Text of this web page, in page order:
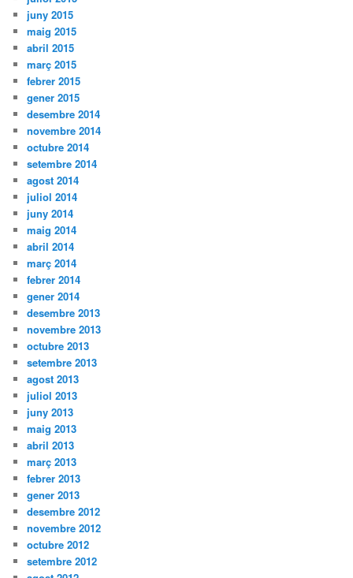
juny 2015
maig 2015
abril 2015
març 2015
febrer 2015
gener 2015
desembre 2014
novembre 2014
octubre 2014
setembre 2014
agost 2014
juliol 2014
juny 2014
maig 2014
abril 2014
març 2014
febrer 2014
gener 2014
desembre 2013
novembre 2013
octubre 2013
setembre 2013
agost 2013
juliol 2013
juny 2013
maig 2013
abril 2013
març 2013
febrer 2013
gener 2013
desembre 2012
novembre 2012
octubre 2012
setembre 2012